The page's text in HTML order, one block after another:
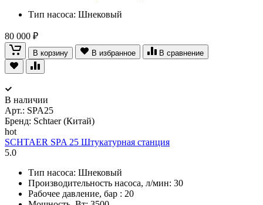
Тип насоса: Шнековый
80 000 ₽
В корзину В избранное В сравнение
В наличии
Арт.: SPA25
Бренд: Schtaer (Китай)
hot
SCHTAER SPA 25 Штукатурная станция
5.0
Тип насоса: Шнековый
Производительность насоса, л/мин: 30
Рабочее давление, бар : 20